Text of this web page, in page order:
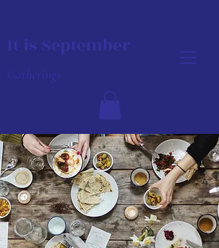
It is September
Gatherings